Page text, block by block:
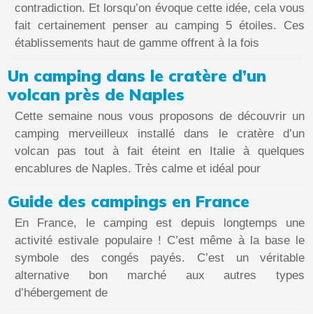
contradiction. Et lorsqu’on évoque cette idée, cela vous
fait certainement penser au camping 5 étoiles. Ces
établissements haut de gamme offrent à la fois
Un camping dans le cratère d’un
volcan près de Naples
Cette semaine nous vous proposons de découvrir un
camping merveilleux installé dans le cratère d’un
volcan pas tout à fait éteint en Italie à quelques
encablures de Naples. Très calme et idéal pour
Guide des campings en France
En France, le camping est depuis longtemps une
activité estivale populaire ! C’est même à la base le
symbole des congés payés. C’est un véritable
alternative bon marché aux autres types
d’hébergement de